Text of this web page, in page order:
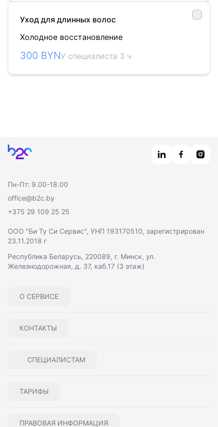
Уход для длинных волос
Холодное восстановление
300 BYNУ специалиста 3 ч
Главная
Пн-Пт: 9.00-18.00
office@b2c.by
+375 29 109 25 25
О СЕРВИСЕ
КОНТАКТЫ
СПЕЦИАЛИСТАМ
ТАРИФЫ
ПРАВОВАЯ ИНФОРМАЦИЯ
ООО "Би Ту Си Сервис", УНП 193170510, зарегистрирован
23.11.2018 г
Республика Беларусь, 220089, г. Минск, ул.
Железнодорожная, д. 37, каб.17 (3 этаж)